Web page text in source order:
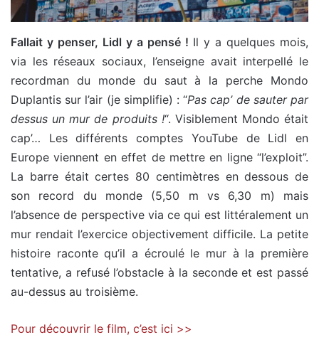
Fallait y penser, Lidl y a pensé ! Il y a quelques mois,
via les réseaux sociaux, l’enseigne avait interpellé le
recordman du monde du saut à la perche Mondo
Duplantis sur l’air (je simplifie) : “Pas cap’ de sauter par
dessus un mur de produits !“. Visiblement Mondo était
cap’… Les différents comptes YouTube de Lidl en
Europe viennent en effet de mettre en ligne “l’exploit”.
La barre était certes 80 centimètres en dessous de
son record du monde (5,50 m vs 6,30 m) mais
l’absence de perspective via ce qui est littéralement un
mur rendait l’exercice objectivement difficile. La petite
histoire raconte qu’il a écroulé le mur à la première
tentative, a refusé l’obstacle à la seconde et est passé
au-dessus au troisième.
Pour découvrir le film, c’est ici >>